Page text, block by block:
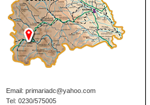
Email: primariadc@yahoo.com
Tel: 0230/575005